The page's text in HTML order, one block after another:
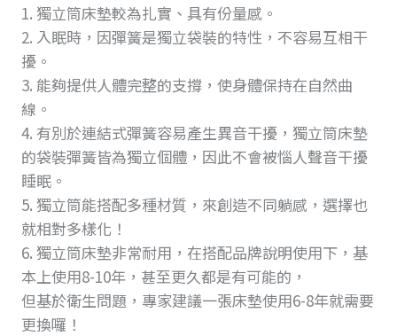
1. 獨立筒床墊較為扎實、具有份量感。
2. 入眠時，因彈簧是獨立袋裝的特性，不容易互相干
擾。
3. 能夠提供人體完整的支撐，使身體保持在自然曲
線。
4. 有別於連結式彈簧容易產生異音干擾，獨立筒床墊
的袋裝彈簧皆為獨立個體，因此不會被惱人聲音干擾
睡眠。
5. 獨立筒能搭配多種材質，來創造不同躺感，選擇也
就相對多樣化！
6. 獨立筒床墊非常耐用，在搭配品牌說明使用下，基
本上使用8-10年，甚至更久都是有可能的，
但基於衛生問題，專家建議一張床墊使用6-8年就需要
更換囉！